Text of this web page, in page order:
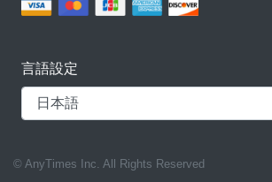
言語設定
© AnyTimes Inc. All Rights Reserved